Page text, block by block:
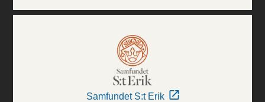
Samfundet S:t Erik